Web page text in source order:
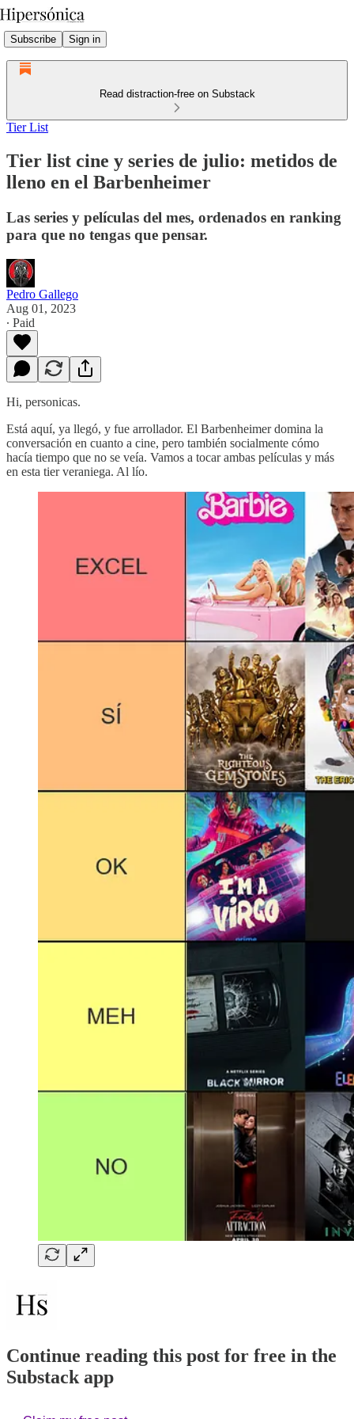
Subscribe Sign in
Read distraction-free on Substack
Tier List
Tier list cine y series de julio: metidos de
lleno en el Barbenheimer
Las series y películas del mes, ordenados en ranking
para que no tengas que pensar.
Pedro Gallego
Aug 01, 2023
∙ Paid
Hi, personicas.
Está aquí, ya llegó, y fue arrollador. El Barbenheimer domina la
conversación en cuanto a cine, pero también socialmente cómo
hacía tiempo que no se veía. Vamos a tocar ambas películas y más
en esta tier veraniega. Al lío.
Continue reading this post for free in the
Substack app